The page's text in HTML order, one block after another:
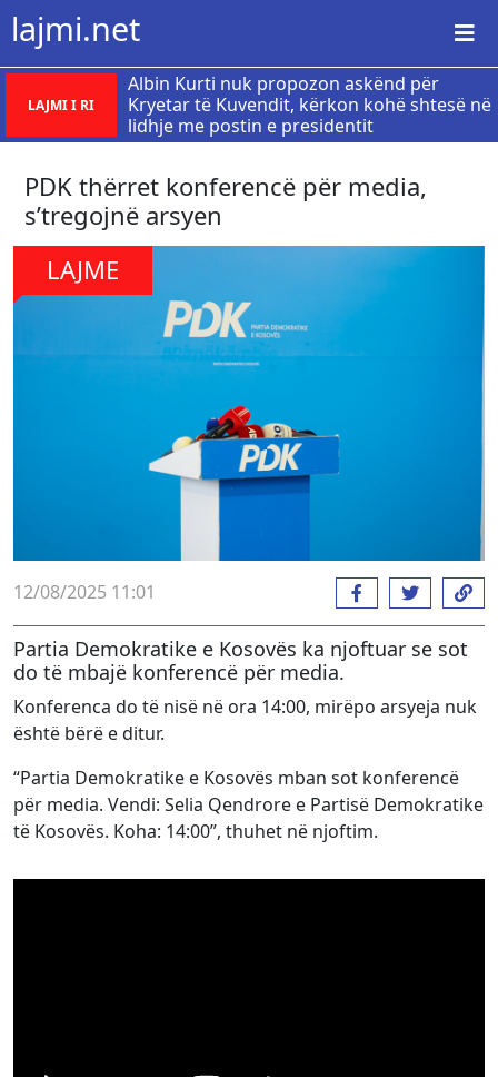
lajmi.net
LAJMI I RI
Albin Kurti nuk propozon askënd për
Kryetar të Kuvendit, kërkon kohë shtesë në
lidhje me postin e presidentit
PDK thërret konferencë për media,
s’tregojnë arsyen
LAJME
12/08/2025 11:01
Partia Demokratike e Kosovës ka njoftuar se sot
do të mbajë konferencë për media.
Konferenca do të nisë në ora 14:00, mirëpo arsyeja nuk
është bërë e ditur.
“Partia Demokratike e Kosovës mban sot konferencë
për media. Vendi: Selia Qendrore e Partisë Demokratike
të Kosovës. Koha: 14:00”, thuhet në njoftim.